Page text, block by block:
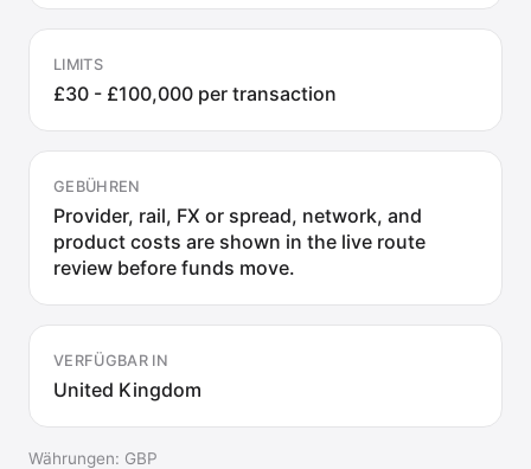
LIMITS
£30 - £100,000 per transaction
GEBÜHREN
Provider, rail, FX or spread, network, and
product costs are shown in the live route
review before funds move.
VERFÜGBAR IN
United Kingdom
Währungen: GBP